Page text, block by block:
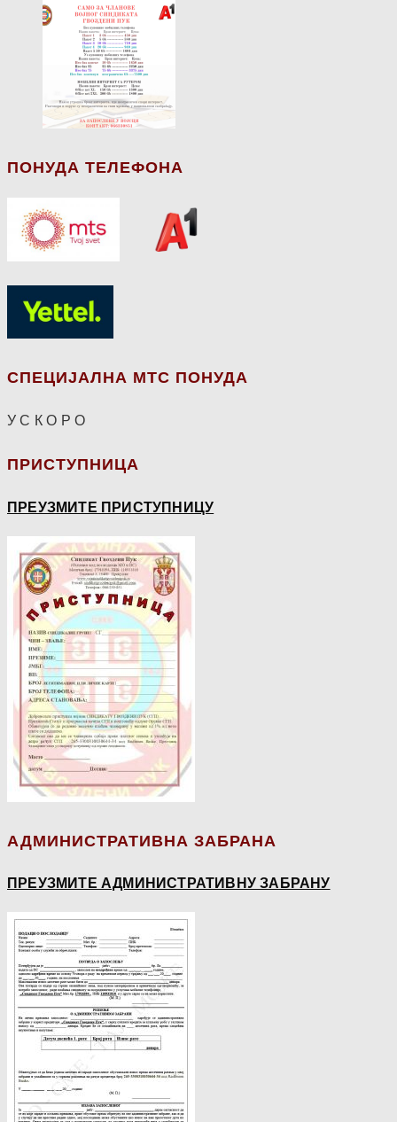
ПОНУДА ТЕЛЕФОНА
СПЕЦИЈАЛНА МТС ПОНУДА
У С К О Р О
ПРИСТУПНИЦА
ПРЕУЗМИТЕ ПРИСТУПНИЦУ
АДМИНИСТРАТИВНА ЗАБРАНА
ПРЕУЗМИТЕ АДМИНИСТРАТИВНУ ЗАБРАНУ